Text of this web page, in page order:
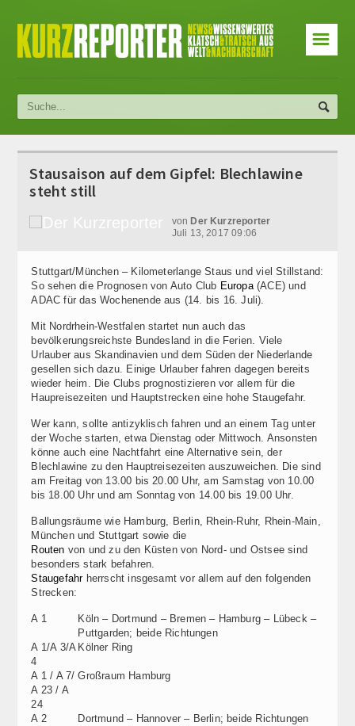
☰
Stausaison auf dem Gipfel: Blechlawine
steht still
von Der Kurzreporter
Juli 13, 2017 09:06
Stuttgart/München – Kilometerlange Staus und viel Stillstand:
So sehen die Prognosen von Auto Club Europa(ACE) und
ADAC für das Wochenende aus (14. bis 16. Juli).
Mit Nordrhein-Westfalen startet nun auch das
bevölkerungsreichste Bundesland in die Ferien. Viele
Urlauber aus Skandinavien und dem Süden der Niederlande
gesellen sich dazu. Einige Urlauber fahren dagegen bereits
wieder heim. Die Clubs prognostizieren vor allem für die
Haupreisezeiten und Hauptstrecken eine hohe Staugefahr.
Wer kann, sollte antizyklisch fahren und an einem Tag unter
der Woche starten, etwa Dienstag oder Mittwoch. Ansonsten
könne auch eine Nachtfahrt eine Alternative sein, der
Blechlawine zu den Hauptreisezeiten auszuweichen. Die sind
am Freitag von 13.00 bis 20.00 Uhr, am Samstag von 10.00
bis 18.00 Uhr und am Sonntag von 14.00 bis 19.00 Uhr.
Ballungsräume wie Hamburg, Berlin, Rhein-Ruhr, Rhein-Main,
München und Stuttgart sowie die
Routen von und zu den Küsten von Nord- und Ostsee sind
besonders stark befahren.
Staugefahrherrscht insgesamt vor allem auf den folgenden
Strecken:
A 1
Köln – Dortmund – Bremen – Hamburg – Lübeck –
Puttgarden; beide Richtungen
A 1/A 3/A
4
Kölner Ring
A 1 / A 7/
A 23 / A
24
Großraum Hamburg
A 2
Dortmund – Hannover – Berlin; beide Richtungen